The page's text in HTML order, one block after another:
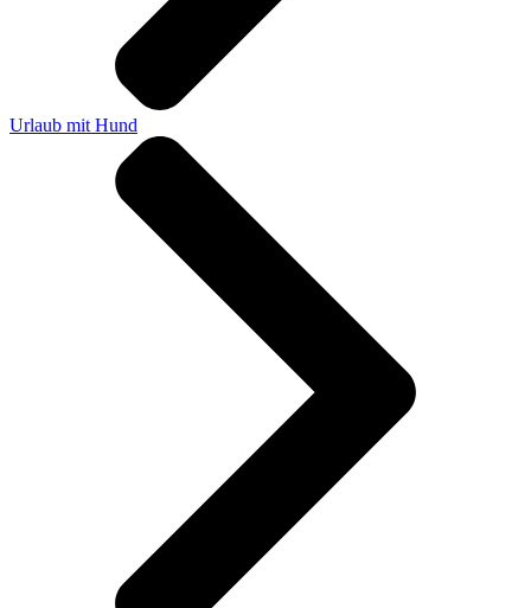
Urlaub mit Hund